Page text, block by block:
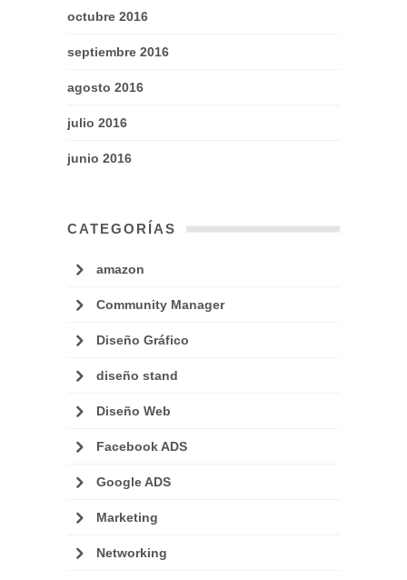
octubre 2016
septiembre 2016
agosto 2016
julio 2016
junio 2016
CATEGORÍAS
amazon
Community Manager
Diseño Gráfico
diseño stand
Diseño Web
Facebook ADS
Google ADS
Marketing
Networking